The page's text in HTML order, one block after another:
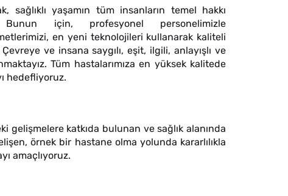
sağlıklı yaşamın tüm insanların temel hakkı
Bunun için, profesyonel personelimizle
en yeni teknolojileri kullanarak kaliteli
ve insana saygılı, eşit, ilgili, anlayışlı ve
Tüm hastalarımıza en yüksek kalitede
hedefliyoruz.
gelişmelere katkıda bulunan ve sağlık alanında
örnek bir hastane olma yolunda kararlılıkla
amaçlıyoruz.